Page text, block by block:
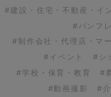
#建設・住宅・不動産・イ
#パンフ
#制作会社・代理店・マ
#イベント
#シ
#学校・保育・教育
#
#動画撮影
#